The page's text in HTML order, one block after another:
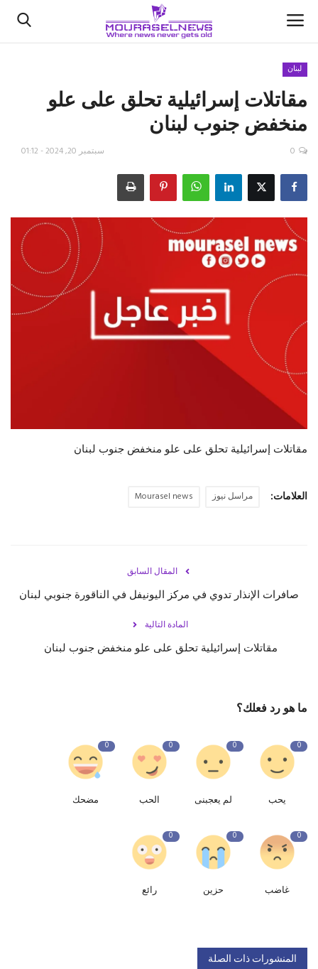
الأخبار
كتّابنا
اقتصاد
علوم وتكنولوجيا
رياضة
حياة
لبنان
مقاتلات إسرائيلية تحلق على علو
منخفض جنوب لبنان ⁧‫
سبتمبر 20, 2024 - 01:12 0
مقاتلات إسرائيلية تحلق على علو منخفض جنوب لبنان ⁧‫
العلامات: مراسل نيوز Mourasel news
المقال السابق
صافرات الإنذار تدوي في مركز اليونيفل في الناقورة جنوبي لبنان
المادة التالية
مقاتلات إسرائيلية تحلق على علو منخفض جنوب لبنان ⁧‫
ما هو رد فعلك؟
0
يحب
0
لم يعجبنى
0
الحب
0
مضحك
0
غاضب
0
حزين
0
رائع
المنشورات ذات الصلة